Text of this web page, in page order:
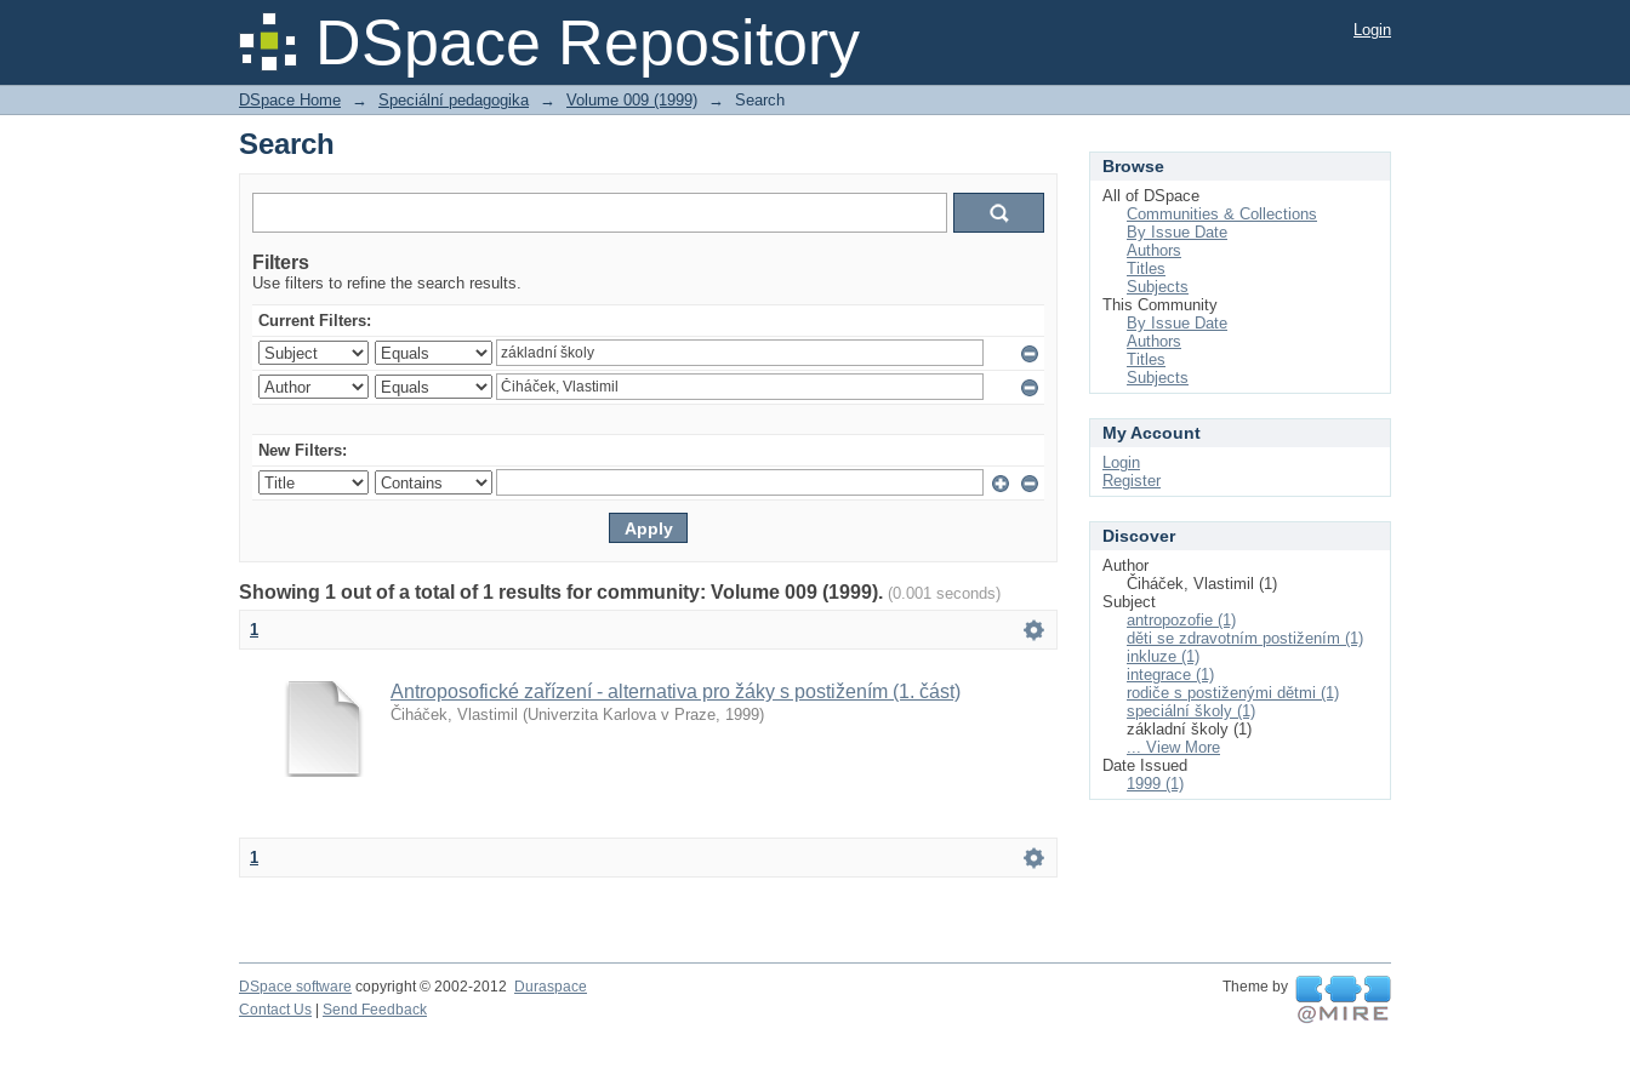
DSpace Repository
Search Login
DSpace Home → Speciální pedagogika → Volume 009 (1999) → Search
Search
Filters
Use filters to refine the search results.
Current Filters:
New Filters:
Showing 1 out of a total of 1 results for community: Volume 009 (1999). (0.001 seconds)
1
Antroposofické zařízení - alternativa pro žáky s postižením (1. část)
Čiháček, Vlastimil (Univerzita Karlova v Praze, 1999)
1
Browse
All of DSpace
Communities & Collections
By Issue Date
Authors
Titles
Subjects
This Community
By Issue Date
Authors
Titles
Subjects
My Account
Login
Register
Discover
Author
Čiháček, Vlastimil (1)
Subject
antropozofie (1)
děti se zdravotním postižením (1)
inkluze (1)
integrace (1)
rodiče s postiženými dětmi (1)
speciální školy (1)
základní školy (1)
... View More
Date Issued
1999 (1)
DSpace software copyright © 2002-2012 Duraspace
Theme by
Contact Us
Send Feedback